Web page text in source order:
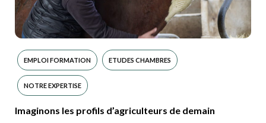
EMPLOI FORMATION ETUDES CHAMBRES
NOTRE EXPERTISE
Imaginons les profils d’agriculteurs de demain